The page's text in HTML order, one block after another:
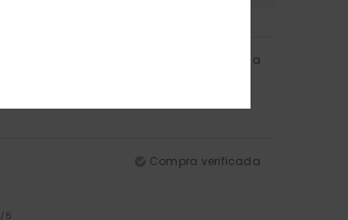
Compra verificada
Compra verificada
/5